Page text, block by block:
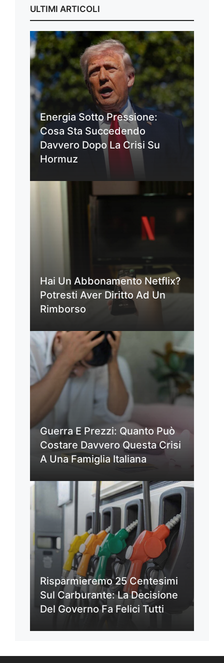
ULTIMI ARTICOLI
Energia Sotto Pressione:
Cosa Sta Succedendo
Davvero Dopo La Crisi Su
Hormuz
Hai Un Abbonamento Netflix?
Potresti Aver Diritto Ad Un
Rimborso
Guerra E Prezzi: Quanto Può
Costare Davvero Questa Crisi
A Una Famiglia Italiana
Risparmieremo 25 Centesimi
Sul Carburante: La Decisione
Del Governo Fa Felici Tutti